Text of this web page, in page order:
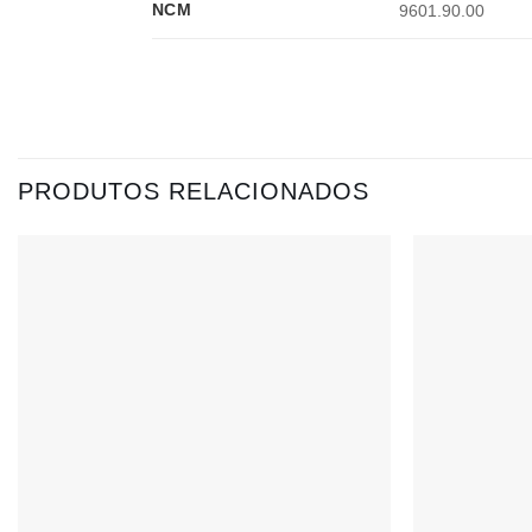
NCM 9601.90.00
PRODUTOS RELACIONADOS